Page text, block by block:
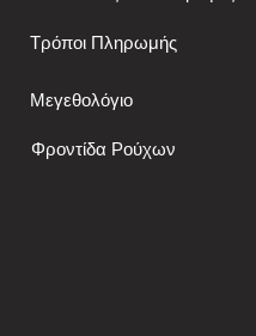
Τρόποι Πληρωμής
Μεγεθολόγιο
Φροντίδα Ρούχων